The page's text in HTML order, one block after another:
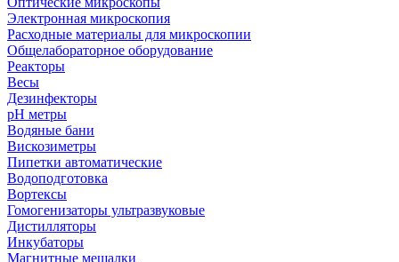
Электронная микроскопия
Расходные материалы для микроскопии
Общелабораторное оборудование
Реакторы
Весы
Дезинфекторы
рН метры
Водяные бани
Вискозиметры
Пипетки автоматические
Водоподготовка
Вортексы
Гомогенизаторы ультразвуковые
Дистилляторы
Инкубаторы
Магнитные мешалки